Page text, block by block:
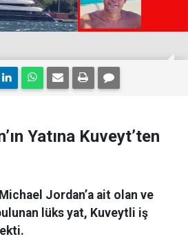
Yatına Kuveyt’ten
Jordan’a ait olan ve
lüks yat, Kuveytli iş